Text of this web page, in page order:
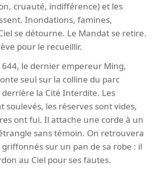
cruauté, indifférence) et les
Inondations, famines,
se détourne. Le Mandat se retire.
pour le recueillir.
le dernier empereur Ming,
seul sur la colline du parc
derrière la Cité Interdite. Les
soulevés, les réserves sont vides,
ont fui. Il attache une corde à un
sans témoin. On retrouvera
sur un pan de sa robe : il
au Ciel pour ses fautes.